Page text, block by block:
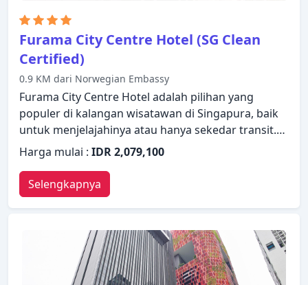
membuat kunjungan Anda di Singapura tidak
terlupakan.
Furama City Centre Hotel (SG Clean
Certified)
0.9 KM dari Norwegian Embassy
Furama City Centre Hotel adalah pilihan yang
populer di kalangan wisatawan di Singapura, baik
untuk menjelajahinya atau hanya sekedar transit.
Baik pebisnis maupun wisatawan, keduanya dapat
menikmati fasilitas dan layanan dari properti ini.
Layanan kamar 24 jam, WiFi gratis di semua kamar,
satpam 24 jam, layanan kebersihan harian,
resepsionis 24 jam dapat ditemukan di properti ini.
Dirancang untuk memberikan kenyamanan,
beberapa kamar memiliki televisi layar datar, rak
pakaian, cermin, sandal, handuk untuk memastikan
kenyamanan istirahat malam Anda. Suasana
Harga mulai : IDR 2,079,100
Selengkapnya